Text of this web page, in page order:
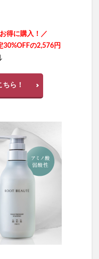
得に購入！／
の2,576円
ら！